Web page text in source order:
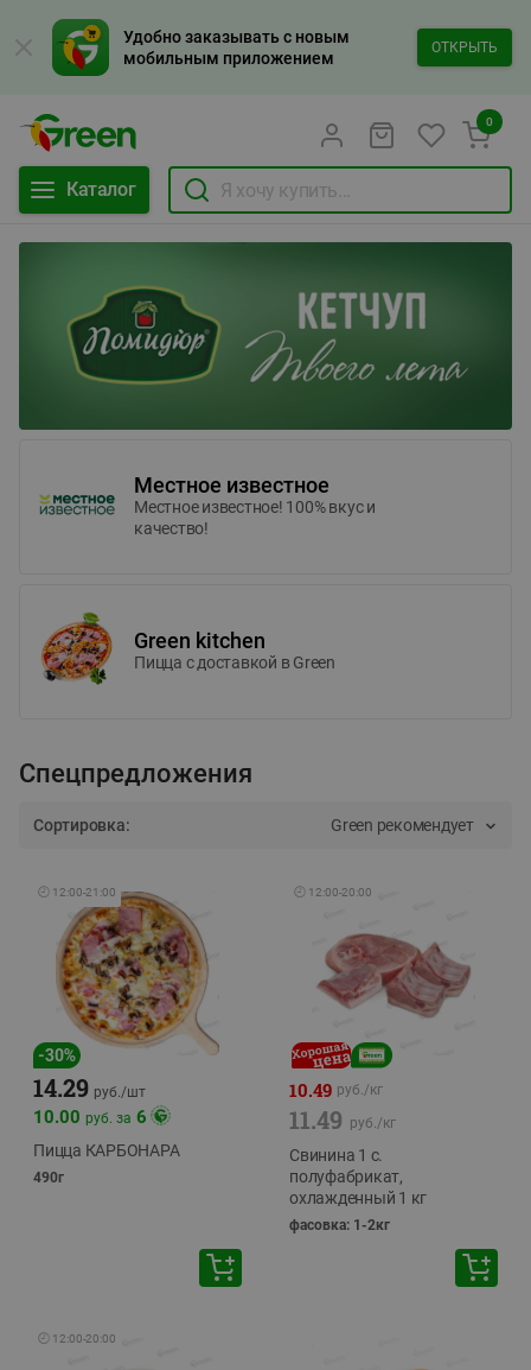
Удобно заказывать с новым
мобильным приложением
ОТКРЫТЬ
Каталог
0
Местное известное
Местное известное! 100% вкус и
качество!
Green kitchen
Пицца c доставкой в Green
Спецпредложения
Сортировка: Green рекомендует
🕘 12:00-21:00
-30%
14.29 руб./шт
10.00 руб. за 6
Пицца КАРБОНАРА
490г
🕘 12:00-20:00
10.49 руб./кг
11.49 руб./кг
Свинина 1 с.
полуфабрикат,
охлажденный 1 кг
фасовка: 1-2кг
🕘 12:00-20:00